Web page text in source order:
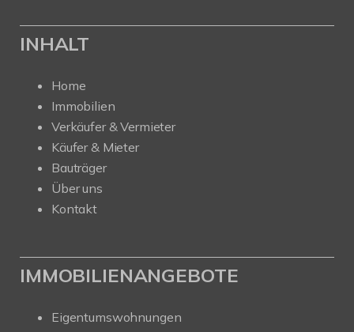
INHALT
Home
Immobilien
Verkäufer & Vermieter
Käufer & Mieter
Bauträger
Über uns
Kontakt
IMMOBILIENANGEBOTE
Eigentumswohnungen